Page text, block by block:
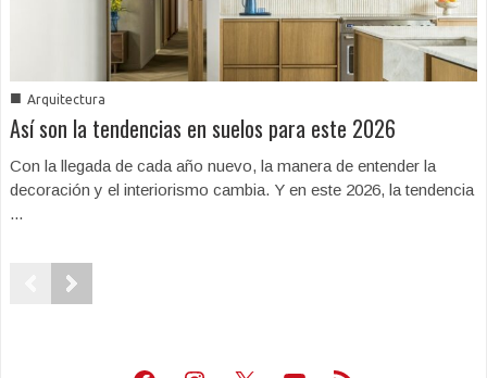
■ Arquitectura
Así son la tendencias en suelos para este 2026
Con la llegada de cada año nuevo, la manera de entender la
decoración y el interiorismo cambia. Y en este 2026, la tendencia
...